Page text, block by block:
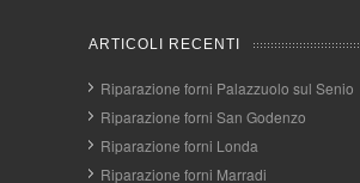
ARTICOLI RECENTI
Riparazione forni Palazzuolo sul Senio
Riparazione forni San Godenzo
Riparazione forni Londa
Riparazione forni Marradi